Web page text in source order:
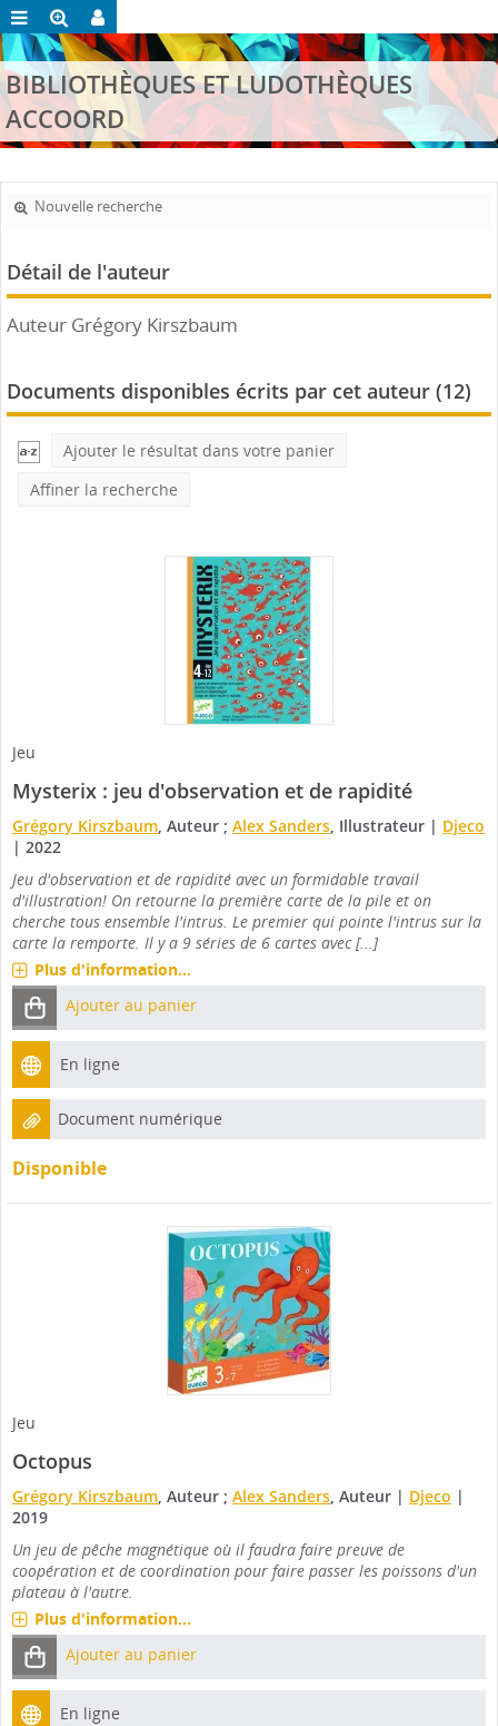
BIBLIOTHÈQUES ET LUDOTHÈQUES
ACCOORD
Nouvelle recherche
Détail de l'auteur
Auteur Grégory Kirszbaum
Documents disponibles écrits par cet auteur (12)
Ajouter le résultat dans votre panier
Affiner la recherche
Jeu
Mysterix : jeu d'observation et de rapidité
Grégory Kirszbaum, Auteur ; Alex Sanders, Illustrateur | Djeco
| 2022
Jeu d'observation et de rapidité avec un formidable travail
d'illustration! On retourne la première carte de la pile et on
cherche tous ensemble l'intrus. Le premier qui pointe l'intrus sur la
carte la remporte. Il y a 9 séries de 6 cartes avec [...]
Plus d'information...
Ajouter au panier
En ligne
Document numérique
Disponible
Jeu
Octopus
Grégory Kirszbaum, Auteur ; Alex Sanders, Auteur | Djeco |
2019
Un jeu de pêche magnétique où il faudra faire preuve de
coopération et de coordination pour faire passer les poissons d'un
plateau à l'autre.
Plus d'information...
Ajouter au panier
En ligne